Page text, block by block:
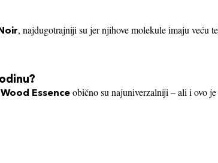
, najdugotrajniji su jer njihove molekule imaju veću
Essenceobično su najuniverzalniji – ali i ovo